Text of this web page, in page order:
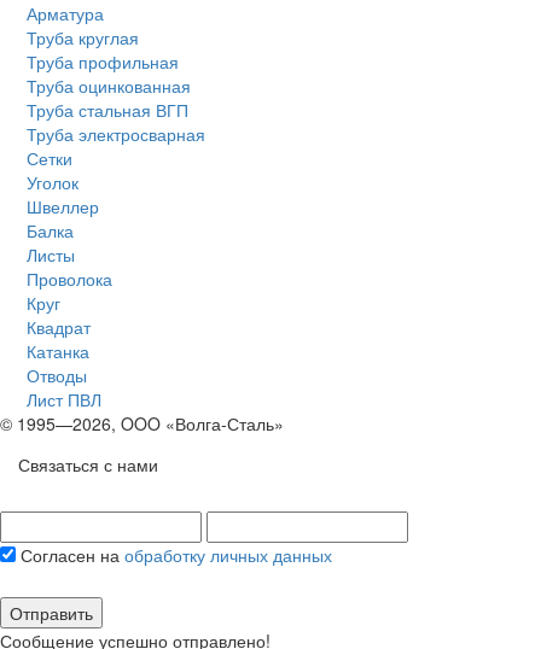
Арматура
Труба круглая
Труба профильная
Труба оцинкованная
Труба стальная ВГП
Труба электросварная
Сетки
Уголок
Швеллер
Балка
Листы
Проволока
Круг
Квадрат
Катанка
Отводы
Лист ПВЛ
© 1995—2026, OOO «Волга-Сталь»
Связаться с нами
Согласен на обработку личных данных
Отправить
Сообщение успешно отправлено!